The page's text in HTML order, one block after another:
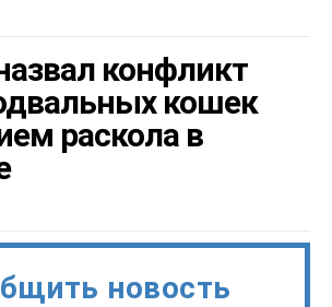
конфликт
кошек
раскола в
новость